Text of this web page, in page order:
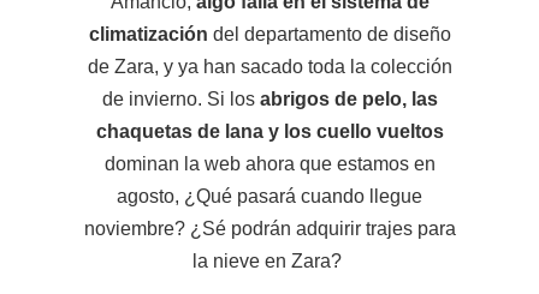
climatización del departamento de diseño
de Zara, y ya han sacado toda la colección
de invierno. Si los abrigos de pelo, las
chaquetas de lana y los cuello vueltos
dominan la web ahora que estamos en
agosto, ¿Qué pasará cuando llegue
noviembre? ¿Sé podrán adquirir trajes para
la nieve en Zara?